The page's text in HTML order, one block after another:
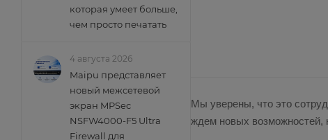
Мы уверены, что это
ждем новых возможностей,
которая умеет больше,
чем просто печатать
4 августа 2026
Maipu представляет
новый межсетевой
экран MPSec
NSFW4000-F5 Ultra
Firewall для